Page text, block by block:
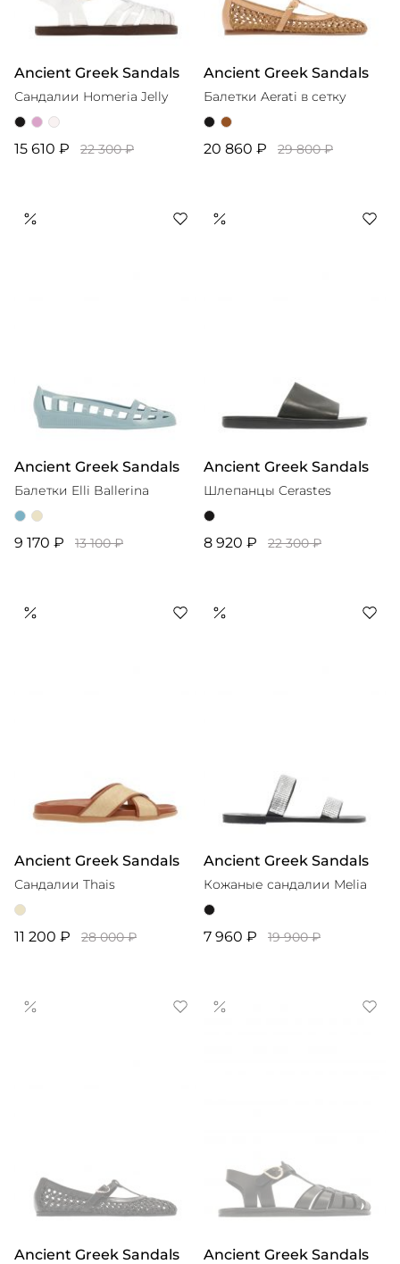
Ancient Greek Sandals
Сандалии Homeria Jelly
15 610 ₽ 22 300 ₽
Ancient Greek Sandals
Балетки Aerati в сетку
20 860 ₽ 29 800 ₽
Ancient Greek Sandals
Балетки Elli Ballerina
9 170 ₽ 13 100 ₽
Ancient Greek Sandals
Шлепанцы Cerastes
8 920 ₽ 22 300 ₽
Ancient Greek Sandals
Сандалии Thais
11 200 ₽ 28 000 ₽
Ancient Greek Sandals
Кожаные сандалии Melia
7 960 ₽ 19 900 ₽
Ancient Greek Sandals Ancient Greek Sandals